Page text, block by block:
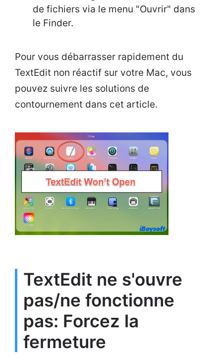
de fichiers via le menu "Ouvrir" dans
le Finder.
Pour vous débarrasser rapidement du
TextEdit non réactif sur votre Mac, vous
pouvez suivre les solutions de
contournement dans cet article.
TextEdit ne s'ouvre
pas/ne fonctionne
pas: Forcez la
fermeture